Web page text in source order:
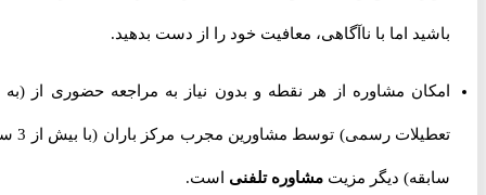
باشید اما با ناآگاهی، معافیت خود را از دست بدهید.
امکان مشاوره از هر نقطه و بدون نیاز به مراجعه حضوری از (به جز
تعطیلات رسمی) توسط مشاورین مجرب مرکز باران (با بیش از 3 سال
سابقه) دیگر مزیت مشاوره تلفنیاست.